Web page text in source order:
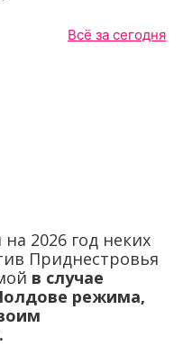
Всё за сегодня
2026 год неких
Приднестровья
в случае
режима,